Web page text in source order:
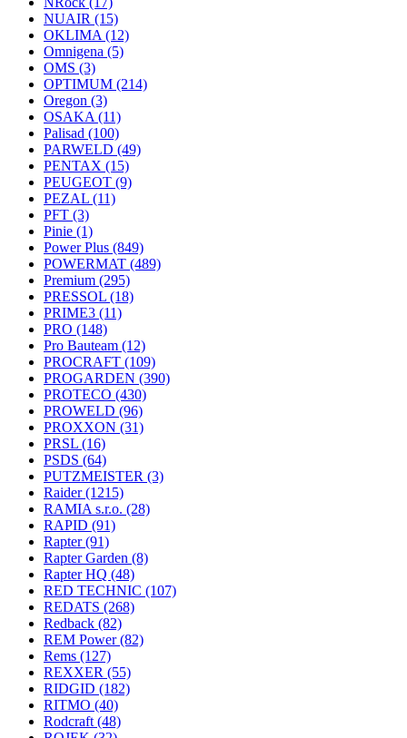
NUAIR (15)
OKLIMA (12)
Omnigena (5)
OMS (3)
OPTIMUM (214)
Oregon (3)
OSAKA (11)
Palisad (100)
PARWELD (49)
PENTAX (15)
PEUGEOT (9)
PEZAL (11)
PFT (3)
Pinie (1)
Power Plus (849)
POWERMAT (489)
Premium (295)
PRESSOL (18)
PRIME3 (11)
PRO (148)
Pro Bauteam (12)
PROCRAFT (109)
PROGARDEN (390)
PROTECO (430)
PROWELD (96)
PROXXON (31)
PRSL (16)
PSDS (64)
PUTZMEISTER (3)
Raider(1215)
RAMIA s.r.o. (28)
RAPID (91)
Rapter(91)
Rapter Garden (8)
Rapter HQ (48)
RED TECHNIC (107)
REDATS (268)
Redback (82)
REM Power(82)
Rems (127)
REXXER (55)
RIDGID (182)
RITMO (40)
Rodcraft (48)